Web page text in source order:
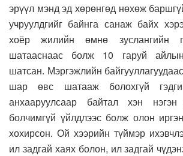
эрүүл мэнд эд хөрөнгөд нөхөж
учруулдгийг байнга санаж байх
хоёр жилийн өмнө зуслангийн
шатааснаас болж 10 гаруй
шатсан. Мэргэжлийн
шар өвс шатааж болохгүй
анхааруулсаар байтал хэн нэгэн
болчимгүй үйлдлээс болж олон
хохирсон. Ой хээрийн түймэр
ил задгай хаях болон, ил задгай